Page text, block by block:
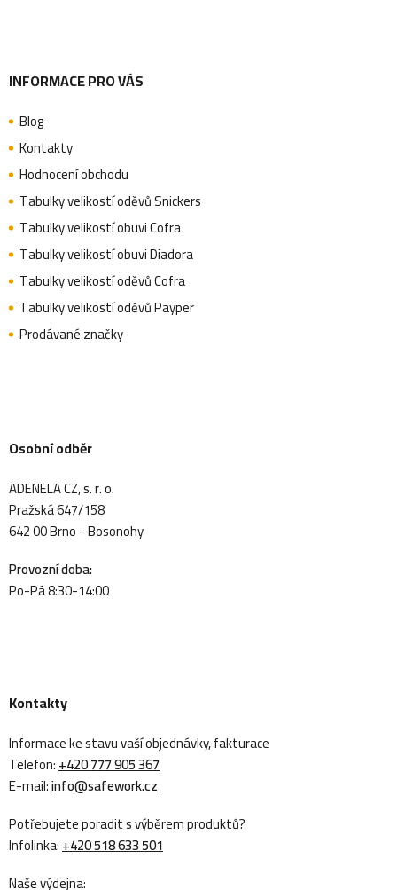
INFORMACE PRO VÁS
Blog
Kontakty
Hodnocení obchodu
Tabulky velikostí oděvů Snickers
Tabulky velikostí obuvi Cofra
Tabulky velikostí obuvi Diadora
Tabulky velikostí oděvů Cofra
Tabulky velikostí oděvů Payper
Prodávané značky
Osobní odběr
ADENELA CZ, s. r. o.
Pražská 647/158
642 00 Brno - Bosonohy
Provozní doba:
Po-Pá 8:30-14:00
Kontakty
Informace ke stavu vaší objednávky, fakturace
Telefon:+420 777 905 367
E-mail:info@safework.cz
Potřebujete poradit s výběrem produktů?
Infolinka:+420 518 633 501
Naše výdejna: